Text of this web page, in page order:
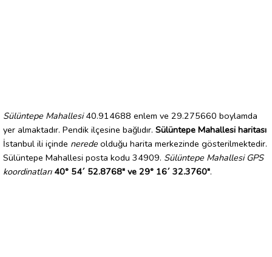
Sülüntepe Mahallesi40.914688 enlem ve 29.275660 boylamda
yer almaktadır. Pendik ilçesine bağlıdır. Sülüntepe Mahallesi haritası
İstanbul ili içinde nerede olduğu harita merkezinde gösterilmektedir.
Sülüntepe Mahallesi posta kodu 34909. Sülüntepe Mahallesi GPS
koordinatları 40° 54´ 52.8768" ve 29° 16´ 32.3760".